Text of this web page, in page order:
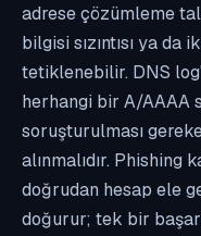
adrese çözümleme
bilgisi sızıntısı ya
tetiklenebilir. DNS
herhangi bir A/AAAA
soruşturulması
alınmalıdır. Phishing
doğrudan hesap ele
doğurur; tek bir